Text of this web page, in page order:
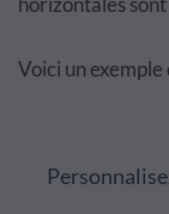
Voici un